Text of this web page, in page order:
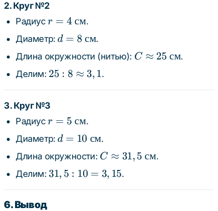
2. Круг №2
Радиусr = 4
\text{
см}
r = 4 см.
Диаметр:d = 8
см}
d = 8 см.
Длина окружности (нитью): C
\text{
C ≈ 25 см.
Делим: 25 : 8
25 : 8 ≈ 3,1.
3. Круг №3
Радиусr = 5
\text{
см}
r = 5 см.
Диаметр:d =
\text{
см}
d = 10 см.
Длина окружности: C
\approx
31,5
\text{
C ≈ 31,5 см.
Делим: 31,5
31, 5 : 10 = 3, 15.
6. Вывод